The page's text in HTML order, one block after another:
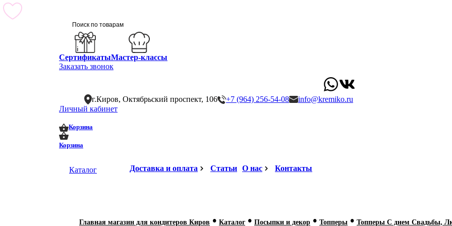
СертификатыМастер-классы
Заказать звонок
г.Киров, Октябрьский проспект, 106 +7 (964) 256-54-08
info@kremiko.ru
Личный кабинет
Корзина
Корзина
Каталог Доставка и оплата Статьи О нас Контакты
Главная магазин для кондитеров Киров • Каталог • Посыпки и декор • Топперы • Топперы С днем Свадьбы,